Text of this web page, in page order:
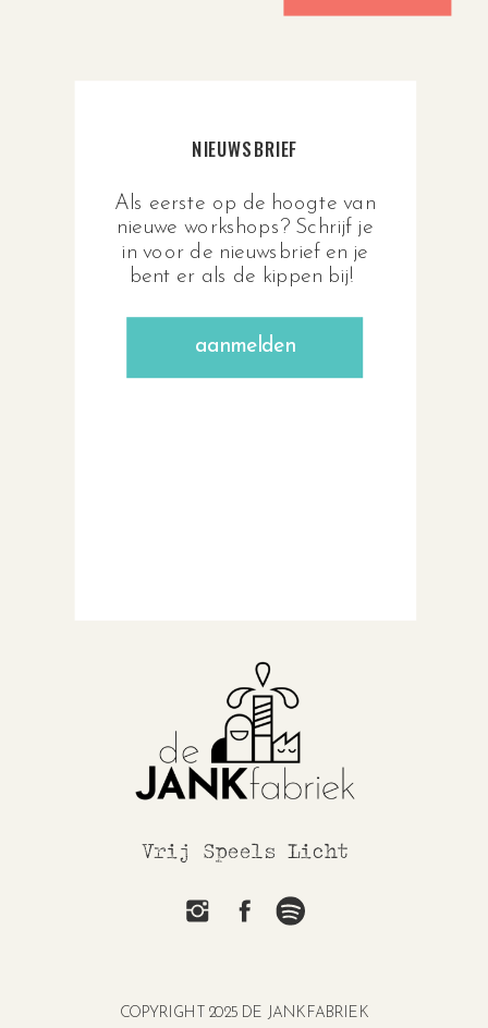
Vrij Speels Licht
COPYRIGHT 2025 DE JANKFABRIEK
NIEUWSBRIEF
Als eerste op de hoogte van
nieuwe workshops? Schrijf je
in voor de nieuwsbrief en je
bent er als de kippen bij!
aanmelden